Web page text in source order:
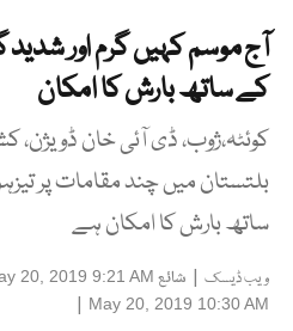
آج موسم کہیں گرم اور
کے ساتھ بارش کا امکان
کوئٹہ،ژوب، ڈی آئی خان ڈویژن،
بلتستان میں چند مقامات پر
ساتھ بارش کا امکان ہے
ویب ڈیسک | شائع 20, 2019 9:21 AM
May 20, 2019 10:30 AM
|